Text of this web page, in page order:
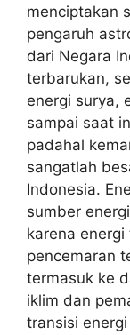
menciptakan
pengaruh
dari Negara
terbarukan,
energi surya,
sampai saat
padahal
sangatlah
Indonesia.
sumber
karena
pencemaran
termasuk ke
iklim dan
transisi